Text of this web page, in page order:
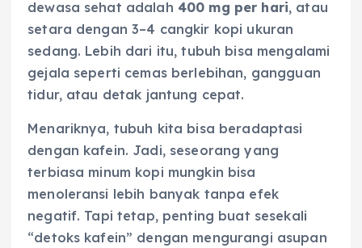
dewasa sehat adalah 400 mg per hari, atau
setara dengan 3–4 cangkir kopi ukuran
sedang. Lebih dari itu, tubuh bisa mengalami
gejala seperti cemas berlebihan, gangguan
tidur, atau detak jantung cepat.
Menariknya, tubuh kita bisa beradaptasi
dengan kafein. Jadi, seseorang yang
terbiasa minum kopi mungkin bisa
menoleransi lebih banyak tanpa efek
negatif. Tapi tetap, penting buat sesekali
“detoks kafein” dengan mengurangi asupan